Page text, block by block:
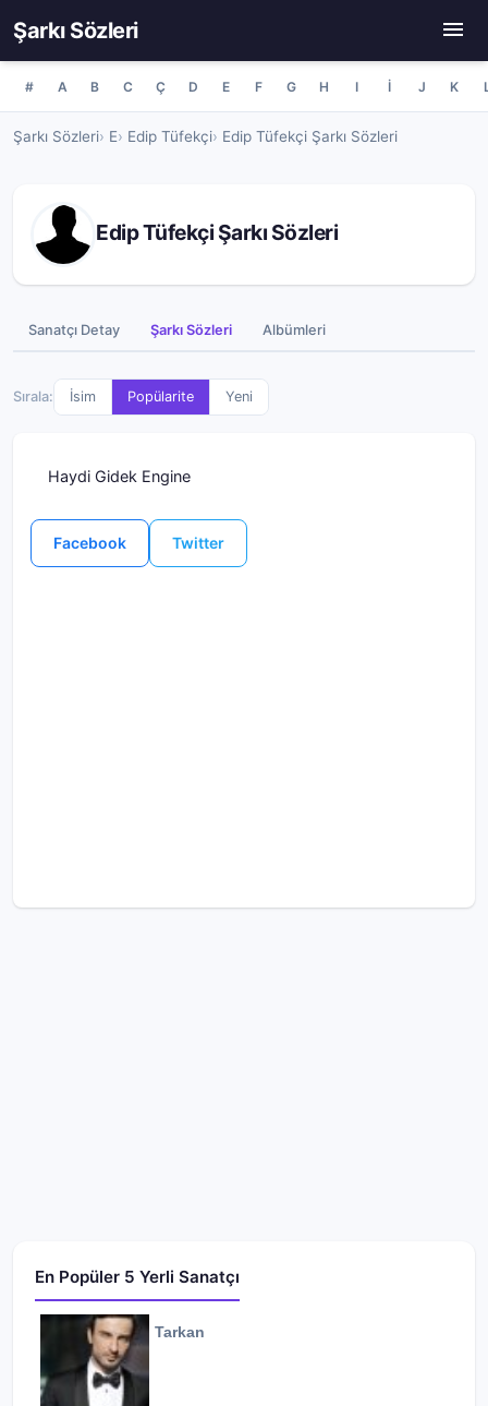
Şarkı Sözleri
# A B C Ç D E F G H I İ J K
Şarkı Sözleri E Edip Tüfekçi Edip Tüfekçi Şarkı Sözleri
Edip Tüfekçi Şarkı Sözleri
Sanatçı Detay Şarkı Sözleri Albümleri
Sırala: İsim Popülarite Yeni
Haydi Gidek Engine
Facebook Twitter
En Popüler 5 Yerli Sanatçı
Tarkan